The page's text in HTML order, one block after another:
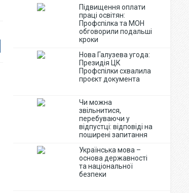
Підвищення оплати
праці освітян:
Профспілка та МОН
обговорили подальші
кроки
Нова Галузева угода:
Президія ЦК
Профспілки схвалила
проєкт документа
Чи можна
звільнитися,
перебуваючи у
відпустці: відповіді на
поширені запитання
Українська мова –
основа державності
та національної
безпеки